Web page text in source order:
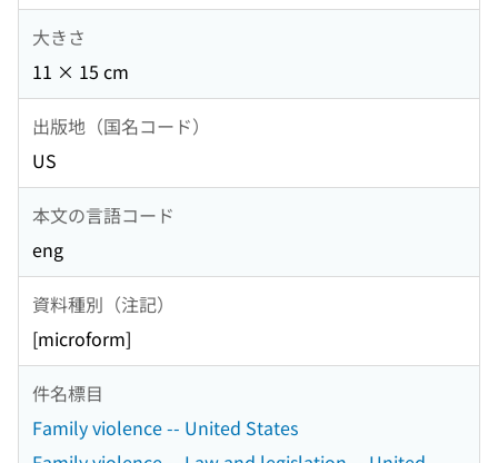
大きさ
11 × 15 cm
出版地（国名コード）
US
本文の言語コード
eng
資料種別（注記）
[microform]
件名標目
Family violence -- United States